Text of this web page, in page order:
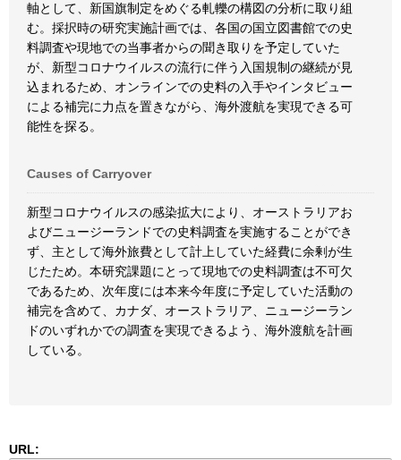
軸として、新国旗制定をめぐる軋轢の構図の分析に取り組
む。採択時の研究実施計画では、各国の国立図書館での史
料調査や現地での当事者からの聞き取りを予定していた
が、新型コロナウイルスの流行に伴う入国規制の継続が見
込まれるため、オンラインでの史料の入手やインタビュー
による補完に力点を置きながら、海外渡航を実現できる可
能性を探る。
Causes of Carryover
新型コロナウイルスの感染拡大により、オーストラリアお
よびニュージーランドでの史料調査を実施することができ
ず、主として海外旅費として計上していた経費に余剰が生
じたため。本研究課題にとって現地での史料調査は不可欠
であるため、次年度には本来今年度に予定していた活動の
補完を含めて、カナダ、オーストラリア、ニュージーラン
ドのいずれかでの調査を実現できるよう、海外渡航を計画
している。
URL: